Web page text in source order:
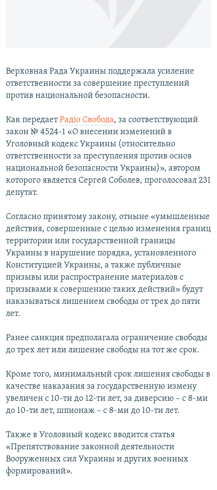
Все сайты RFE/RL
Верховная Рада Украины поддержала усиление
ответственности за совершение преступлений
против национальной безопасности.
Как передаетРадіo Свобода, за соответствующий
закон № 4524-1 «О внесении изменений в
Уголовный кодекс Украины (относительно
ответственности за преступления против основ
национальной безопасности Украины)», автором
которого является Сергей Соболев, проголосовал 231
депутат.
Согласно принятому закону, отныне «умышленные
действия, совершенные с целью изменения границ
территории или государственной границы
Украины в нарушение порядка, установленного
Конституцией Украины, а также публичные
призывы или распространение материалов с
призывами к совершению таких действий» будут
наказываться лишением свободы от трех до пяти
лет.
Ранее санкция предполагала ограничение свободы
до трех лет или лишение свободы на тот же срок.
Кроме того, минимальный срок лишения свободы в
качестве наказания за государственную измену
увеличен с 10-ти до 12-ти лет, за диверсию – с 8-ми
до 10-ти лет, шпионаж – с 8-ми до 10-ти лет.
Также в Уголовный кодекс вводится статья
«Препятствование законной деятельности
Вооруженных сил Украины и других военных
формирований».